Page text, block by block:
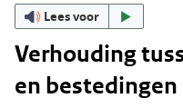
Lees voor
Verhouding
en bestedingen